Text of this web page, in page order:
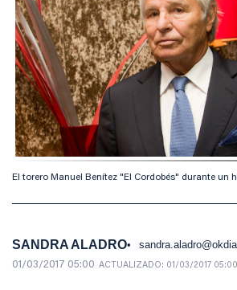
El torero Manuel Benítez "El Cordobés" durante un
SANDRA ALADRO
01/03/2017 05:00 ACTUALIZADO: 01/03/2017 05:00